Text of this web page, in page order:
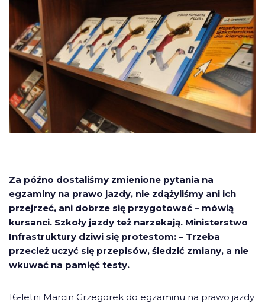
Za późno dostaliśmy zmienione pytania na
egzaminy na prawo jazdy, nie zdążyliśmy ani ich
przejrzeć, ani dobrze się przygotować – mówią
kursanci. Szkoły jazdy też narzekają. Ministerstwo
Infrastruktury dziwi się protestom: – Trzeba
przecież uczyć się przepisów, śledzić zmiany, a nie
wkuwać na pamięć testy.
16-letni Marcin Grzegorek do egzaminu na prawo jazdy